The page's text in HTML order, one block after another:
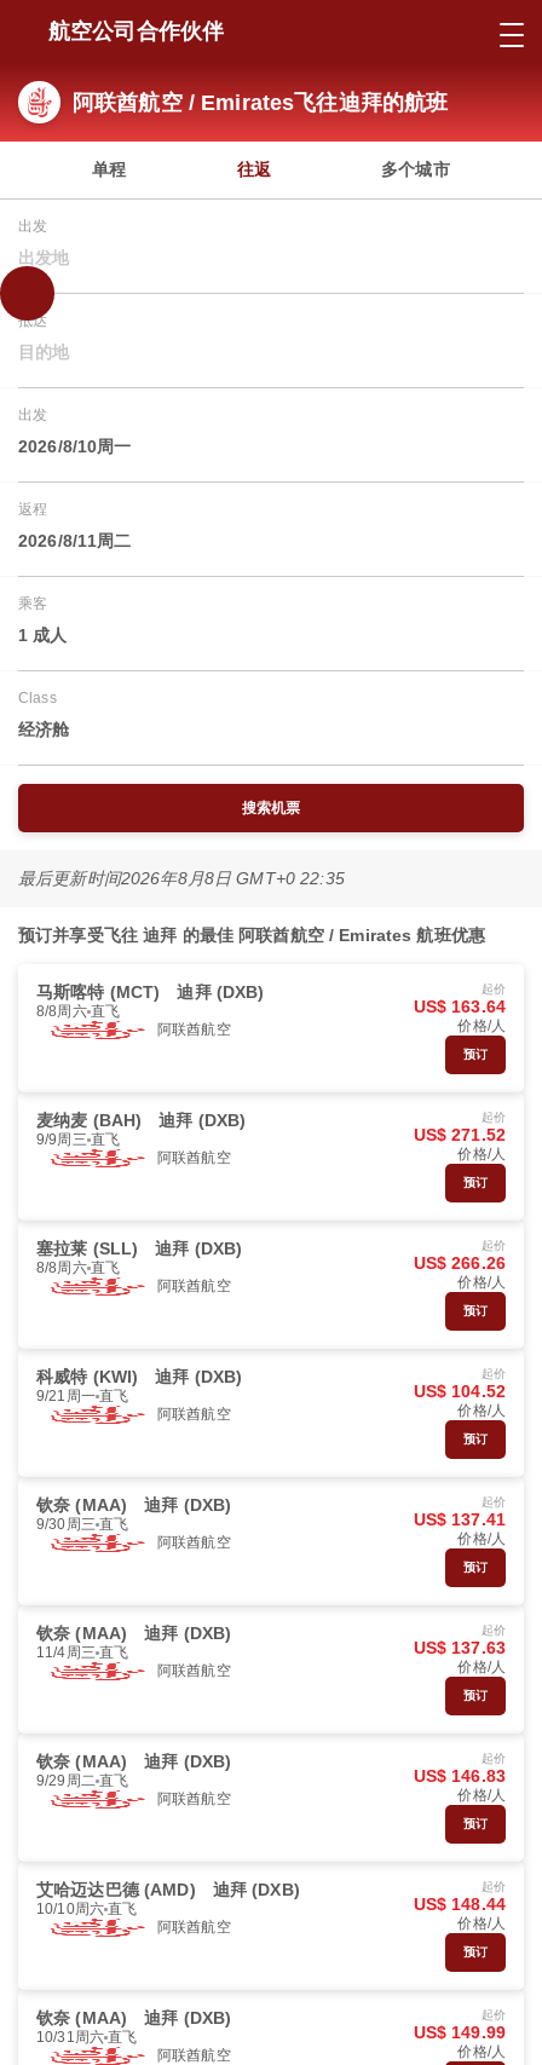
航空公司合作伙伴
阿联酋航空 / Emirates飞往迪拜的航班
单程 往返 多个城市
出发
出发地
抵达
目的地
出发
2026/8/10周一
返程
2026/8/11周二
乘客
1 成人
Class
经济舱
搜索机票
最后更新时间2026年8月8日 GMT+0 22:35
预订并享受飞往 迪拜 的最佳 阿联酋航空 / Emirates 航班优惠
马斯喀特 (MCT) 迪拜 (DXB)
8/8周六 直飞
阿联酋航空
起价
US$ 163.64
价格/人
预订
麦纳麦 (BAH) 迪拜 (DXB)
9/9周三 直飞
阿联酋航空
起价
US$ 271.52
价格/人
预订
塞拉莱 (SLL) 迪拜 (DXB)
8/8周六 直飞
阿联酋航空
起价
US$ 266.26
价格/人
预订
科威特 (KWI) 迪拜 (DXB)
9/21周一 直飞
阿联酋航空
起价
US$ 104.52
价格/人
预订
钦奈 (MAA) 迪拜 (DXB)
9/30周三 直飞
阿联酋航空
起价
US$ 137.41
价格/人
预订
钦奈 (MAA) 迪拜 (DXB)
11/4周三 直飞
阿联酋航空
起价
US$ 137.63
价格/人
预订
钦奈 (MAA) 迪拜 (DXB)
9/29周二 直飞
阿联酋航空
起价
US$ 146.83
价格/人
预订
艾哈迈达巴德 (AMD) 迪拜 (DXB)
10/10周六 直飞
阿联酋航空
起价
US$ 148.44
价格/人
预订
钦奈 (MAA) 迪拜 (DXB)
10/31周六 直飞
阿联酋航空
起价
US$ 149.99
价格/人